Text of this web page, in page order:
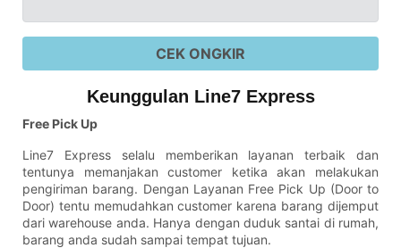
CEK ONGKIR
Keunggulan Line7 Express
Free Pick Up
Line7 Express selalu memberikan layanan terbaik dan
tentunya memanjakan customer ketika akan melakukan
pengiriman barang. Dengan Layanan Free Pick Up (Door to
Door) tentu memudahkan customer karena barang dijemput
dari warehouse anda. Hanya dengan duduk santai di rumah,
barang anda sudah sampai tempat tujuan.